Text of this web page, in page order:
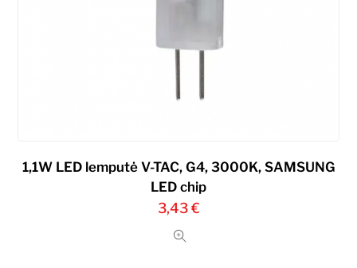
1,1W LED lemputė V-TAC, G4, 3000K, SAMSUNG
LED chip
3,43€